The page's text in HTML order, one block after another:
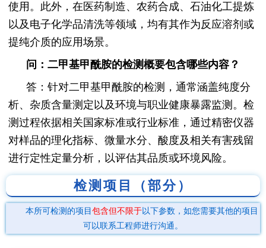
使用。此外，在医药制造、农药合成、石油化工提炼
以及电子化学品清洗等领域，均有其作为反应溶剂或
提纯介质的应用场景。
问：二甲基甲酰胺的检测概要包含哪些内容？
答：针对二甲基甲酰胺的检测，通常涵盖纯度分
析、杂质含量测定以及环境与职业健康暴露监测。检
测过程依据相关国家标准或行业标准，通过精密仪器
对样品的理化指标、微量水分、酸度及相关有害残留
进行定性定量分析，以评估其品质或环境风险。
检测项目（部分）
本所可检测的项目 包含但不限于以下参数，如您需要其他的项目
可以联系工程师进行沟通。